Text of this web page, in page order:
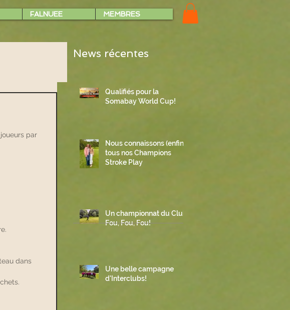
FALNUEE MEMBRES
par
dans
News récentes
Qualifiés pour la
Somabay World Cup!
Nous connaissons (enfin)
tous nos Champions
Stroke Play
Un championnat du Club
Fou, Fou, Fou!
Une belle campagne
d'Interclubs!